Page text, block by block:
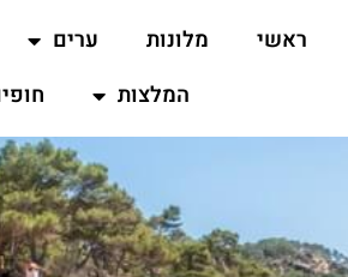
ראשי מלונות ערים
המלצות